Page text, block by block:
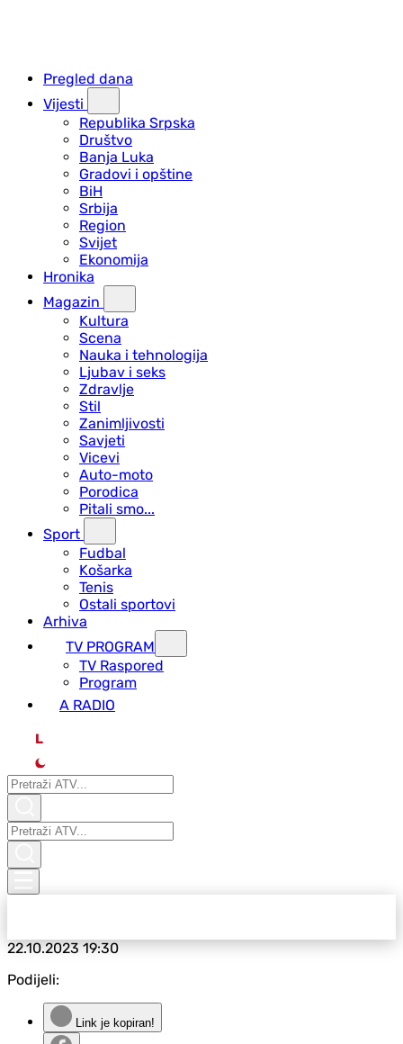
Pregled dana
Vijesti
Republika Srpska
Društvo
Banja Luka
Gradovi i opštine
BiH
Srbija
Region
Svijet
Ekonomija
Hronika
Magazin
Kultura
Scena
Nauka i tehnologija
Ljubav i seks
Zdravlje
Stil
Zanimljivosti
Savjeti
Vicevi
Auto-moto
Porodica
Pitali smo...
Sport
Fudbal
Košarka
Tenis
Ostali sportovi
Arhiva
TV PROGRAM
ТV Raspored
Program
A RADIO
L
22.10.202319:30
Podijeli:
Link je kopiran!